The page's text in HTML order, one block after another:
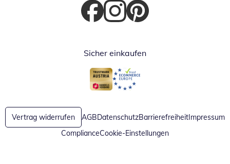
Öffnet in neuem Fenster
Öffnet in neuem Fenster
Öffnet in neuem Fenster
Sicher einkaufen
Öffnet in neuem Fenster
Öffnet in neuem Fenster
Vertrag widerrufen AGBDatenschutzBarrierefreiheitImpressum
ComplianceCookie-Einstellungen